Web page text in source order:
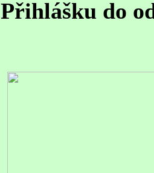
Přihlášku do